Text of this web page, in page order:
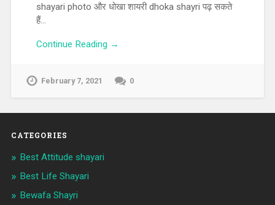
shayari photo और धोखा शायरी dhoka shayri पढ़ सकते
हैं…
Continue Reading →
February 7, 2021 0
CATEGORIES
Best Attitude shayari
Best Life Shayari
Bewafa Shayri